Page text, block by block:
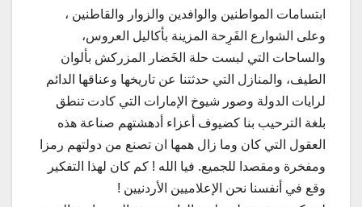
ابتسامات المواطنين والوافدين والزوار والقاطنين ،
وعلى الشوارع الفَرِحة المزينة بأكاليل العروس،
والساحات التي لبست حلة الخَضار المزركش بألوان
الطيف، والمنازل التي حدثتنا عن تاريخها وعناقها الدائم
لرايات الدولة وصور شيوخ الإمارات التي كادت تنطق
بلغة الترحيب بنا كضيوف أعزاء أدهشتهم صناعة هذه
العقول التي كان وما زال همها ان تصنع من دولتهم رمزا
ومفخرة ومقصدا للجميع. فيا الله ! كم كان لهذا التفكير
وقع في أنفسنا نحن الإعلاميين الأردنيين !